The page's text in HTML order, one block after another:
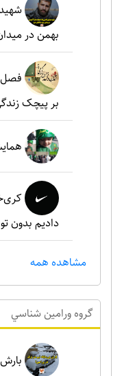
بهمن در
فصل
بر پیچک
دادیم بدون
مشاهده همه
گروه ورامين شناسي